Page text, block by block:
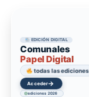
EDICIÓN DIGITAL
Comunales
Papel Digital
todas las ediciones
Acceder→
ediciones 2026